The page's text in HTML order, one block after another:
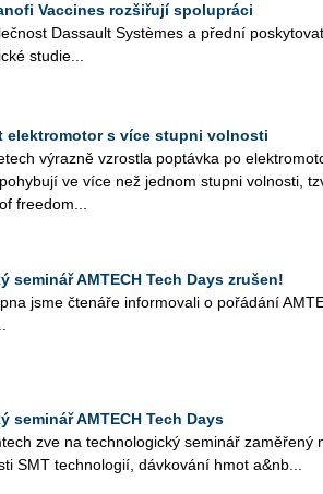
Vaccines rozšiřují spolupráci
Dassault Systèmes a před­ní
stu­die...
elektromotor s více stupni volnosti
vý­raz­ně vzrost­la po­ptáv­ka po
ve více než jed­nom stup­ni vol­nos­ti,
fre­e­dom...
seminář AMTECH Tech Days zrušen!
jsme čte­ná­ře in­for­mo­va­li o po­řá­dá­ní
seminář AMTECH Tech Days
zve na tech­no­lo­gic­ký se­mi­nář za­mě­ře­ný
SMT tech­no­lo­gií, dáv­ko­vá­ní hmot a&nb...